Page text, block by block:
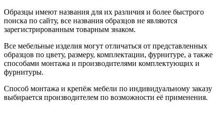
Образцы имеют названия для их различия и более быстрого
поиска по сайту, все названия образцов не являются
зарегистрированным товарным знаком.
Все мебельные изделия могут отличаться от представленных
образцов по цвету, размеру, комплектации, фурнитуре, а также
способами монтажа и производителями комплектующих и
фурнитуры.
Способ монтажа и крепёж мебели по индивидуальному заказу
выбирается производителем по возможности её применения.